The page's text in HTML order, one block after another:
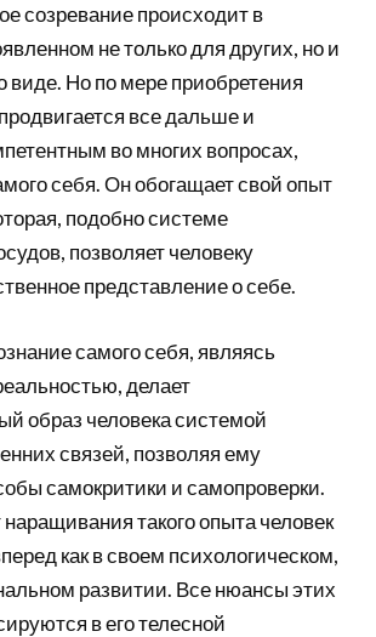
созревание происходит в
не только для других, но и
виде. Но по мере приобретения
все дальше и
во многих вопросах,
себя. Он обогащает свой опыт
подобно системе
позволяет человеку
представление о себе.
самого себя, являясь
делает
образ человека системой
связей, позволяя ему
самокритики и самопроверки.
такого опыта человек
как в своем психологическом,
развитии. Все нюансы этих
в его телесной